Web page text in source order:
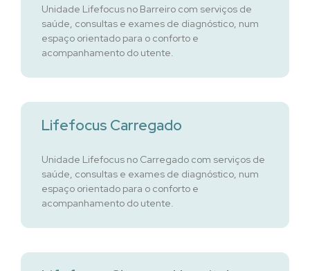
Unidade Lifefocus no Barreiro com serviços de
saúde, consultas e exames de diagnóstico, num
espaço orientado para o conforto e
acompanhamento do utente.
Lifefocus Carregado
Unidade Lifefocus no Carregado com serviços de
saúde, consultas e exames de diagnóstico, num
espaço orientado para o conforto e
acompanhamento do utente.